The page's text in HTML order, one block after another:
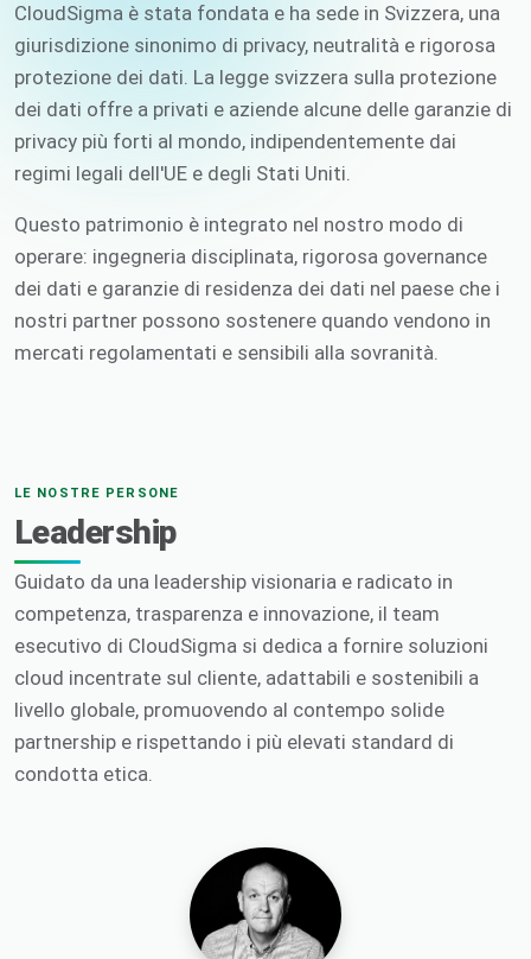
CloudSigma è stata fondata e ha sede in Svizzera, una
giurisdizione sinonimo di privacy, neutralità e rigorosa
protezione dei dati. La legge svizzera sulla protezione
dei dati offre a privati e aziende alcune delle garanzie di
privacy più forti al mondo, indipendentemente dai
regimi legali dell'UE e degli Stati Uniti.
Questo patrimonio è integrato nel nostro modo di
operare: ingegneria disciplinata, rigorosa governance
dei dati e garanzie di residenza dei dati nel paese che i
nostri partner possono sostenere quando vendono in
mercati regolamentati e sensibili alla sovranità.
LE NOSTRE PERSONE
Leadership
Guidato da una leadership visionaria e radicato in
competenza, trasparenza e innovazione, il team
esecutivo di CloudSigma si dedica a fornire soluzioni
cloud incentrate sul cliente, adattabili e sostenibili a
livello globale, promuovendo al contempo solide
partnership e rispettando i più elevati standard di
condotta etica.